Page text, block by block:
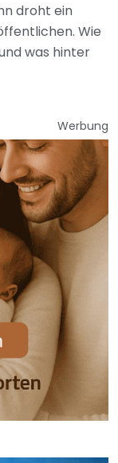
droht ein
Wie
was hinter
Werbung